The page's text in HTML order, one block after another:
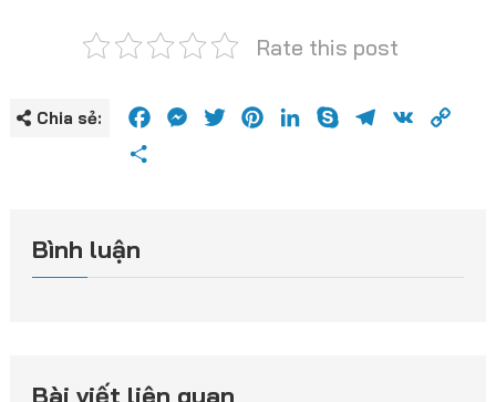
Rate this post
Chia sẻ: FacebookMessenger
TwitterPinterestLinkedIn
Skype Telegram
VK
Bình luận